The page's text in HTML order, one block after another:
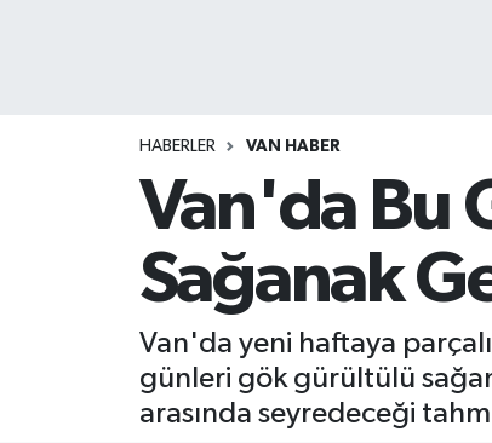
HABERLER VAN HABER
Van'da Bu
Sağanak
Van'da yeni haftaya
günleri gök gürültülü
arasında seyredeceği
Haber Arşivi